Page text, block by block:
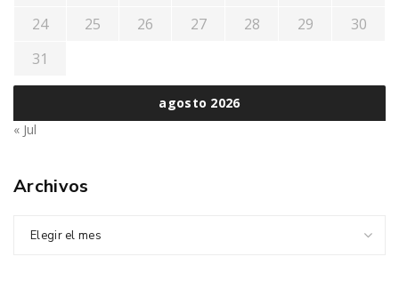
agosto 2026
24
25 26 27 28 29
30
31
« Jul
Archivos
Elegir el mes